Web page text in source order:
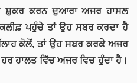
ਸ਼ੁਕਰ ਕਰਨ ਦੁਆਰਾ ਅਜਰ ਹਾਸਲ
ਪਹੁੰਚੇ ਤਾਂ ਉਹ ਸਬਰ ਕਰਦਾ ਹੈ
ਕੋਲੋਂ, ਤਾਂ ਉਹ ਸਬਰ ਕਰਕੇ ਅਜਰ
ਹਾਲਤ ਵਿੱਚ ਅਜਰ ਵਿਚ ਹੁੰਦਾ ਹੈ।